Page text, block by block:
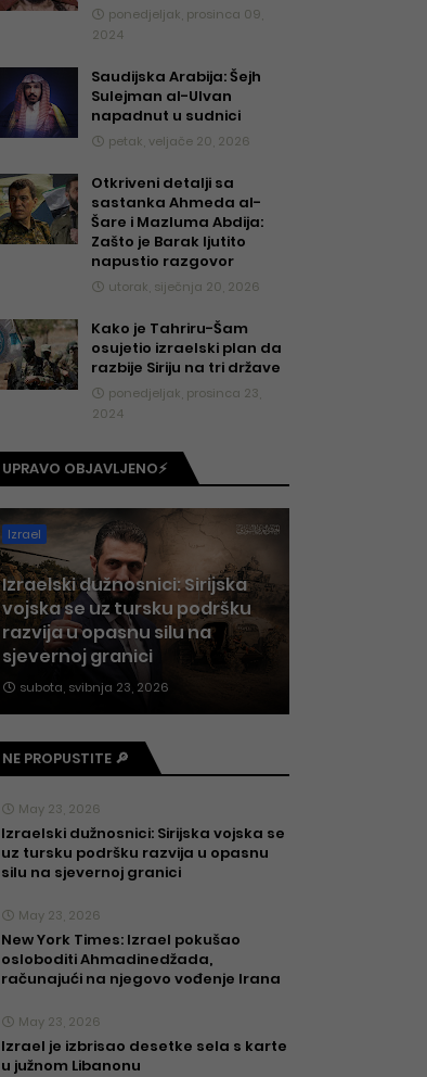
ponedjeljak, prosinca 09,
2024
Saudijska Arabija: Šejh
Sulejman al-Ulvan
napadnut u sudnici
petak, veljače 20, 2026
Otkriveni detalji sa
sastanka Ahmeda al-
Šare i Mazluma Abdija:
Zašto je Barak ljutito
napustio razgovor
utorak, siječnja 20, 2026
Kako je Tahriru-Šam
osujetio izraelski plan da
razbije Siriju na tri države
ponedjeljak, prosinca 23,
2024
UPRAVO OBJAVLJENO⚡
Izrael
Izraelski dužnosnici: Sirijska
vojska se uz tursku podršku
razvija u opasnu silu na
sjevernoj granici
subota, svibnja 23, 2026
NE PROPUSTITE 🔎
May 23, 2026
Izraelski dužnosnici: Sirijska vojska se
uz tursku podršku razvija u opasnu
silu na sjevernoj granici
May 23, 2026
New York Times: Izrael pokušao
osloboditi Ahmadinedžada,
računajući na njegovo vođenje Irana
May 23, 2026
Izrael je izbrisao desetke sela s karte
u južnom Libanonu